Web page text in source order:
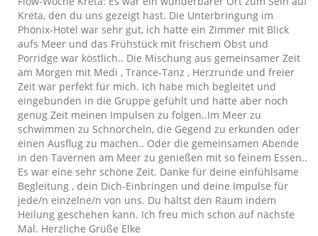
Kreta, den du uns gezeigt hast. Die Unterbringung im
Phönix-Hotel war sehr gut, ich hatte ein Zimmer mit Blick
aufs Meer und das Frühstück mit frischem Obst und
Porridge war köstlich.. Die Mischung aus gemeinsamer Zeit
am Morgen mit Medi , Trance-Tanz , Herzrunde und freier
Zeit war perfekt für mich. Ich habe mich begleitet und
eingebunden in die Gruppe gefühlt und hatte aber noch
genug Zeit meinen Impulsen zu folgen..Im Meer zu
schwimmen zu Schnorcheln, die Gegend zu erkunden oder
einen Ausflug zu machen.. Oder die gemeinsamen Abende
in den Tavernen am Meer zu genießen mit so feinem Essen..
Es war eine sehr schöne Zeit. Danke für deine einfühlsame
Begleitung , dein Dich-Einbringen und deine Impulse für
jede/n einzelne/n von uns. Du hältst den Raum indem
Heilung geschehen kann. Ich freu mich schon auf nächste
Mal. Herzliche Grüße Elke